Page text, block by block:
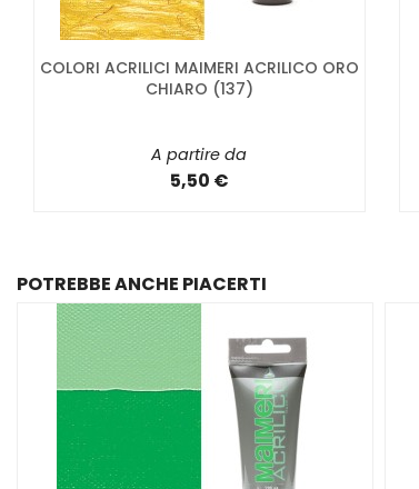
COLORI ACRILICI MAIMERI ACRILICO ORO
CHIARO (137)
A partire da
5,50 €
POTREBBE ANCHE PIACERTI